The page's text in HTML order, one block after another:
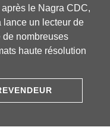
le Nagra CDC,
lance un lecteur de
de nombreuses
haute résolution